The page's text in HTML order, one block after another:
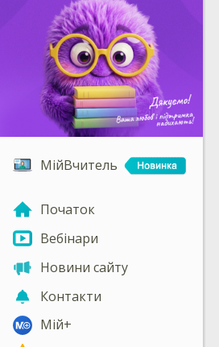
МійВчитель
Початок
Вебінари
Новини сайту
Контакти
Мій+